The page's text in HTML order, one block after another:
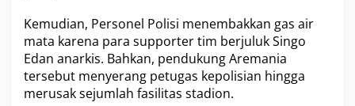
a
M
a
l
a
Kemudian, Personel Polisi menembakkan gas air
mata karena para supporter tim berjuluk Singo
Edan anarkis. Bahkan, pendukung Aremania
tersebut menyerang petugas kepolisian hingga
merusak sejumlah fasilitas stadion.